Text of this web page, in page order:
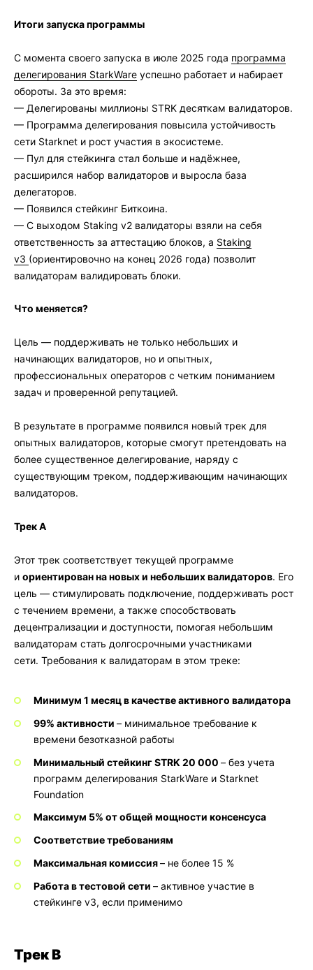
Итоги запуска программы
С момента своего запуска в июле 2025 года программа
делегирования StarkWare успешно работает и набирает
обороты. За это время:
— Делегированы миллионы STRK десяткам валидаторов.
— Программа делегирования повысила устойчивость
сети Starknet и рост участия в экосистеме.
— Пул для стейкинга стал больше и надёжнее,
расширился набор валидаторов и выросла база
делегаторов.
— Появился стейкинг Биткоина.
— С выходом Staking v2 валидаторы взяли на себя
ответственность за аттестацию блоков, а Staking
v3 (ориентировочно на конец 2026 года) позволит
валидаторам валидировать блоки.
Что меняется?
Цель — поддерживать не только небольших и
начинающих валидаторов, но и опытных,
профессиональных операторов с четким пониманием
задач и проверенной репутацией.
В результате в программе появился новый трек для
опытных валидаторов, которые смогут претендовать на
более существенное делегирование, наряду с
существующим треком, поддерживающим начинающих
валидаторов.
Трек A
Этот трек соответствует текущей программе
и ориентирован на новых и небольших валидаторов. Его
цель — стимулировать подключение, поддерживать рост
с течением времени, а также способствовать
децентрализации и доступности, помогая небольшим
валидаторам стать долгосрочными участниками
сети. Требования к валидаторам в этом треке:
Минимум 1 месяц в качестве активного валидатора
99% активности – минимальное требование к
времени безотказной работы
Минимальный стейкинг STRK 20 000 – без учета
программ делегирования StarkWare и Starknet
Foundation
Максимум 5% от общей мощности консенсуса
Соответствие требованиям
Максимальная комиссия– не более 15 %
Работа в тестовой сети – активное участие в
стейкинге v3, если применимо
Трек B